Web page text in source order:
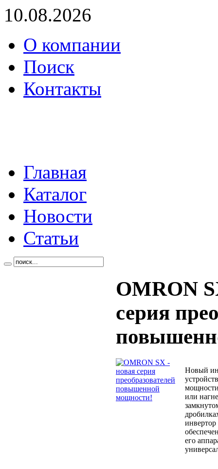
10.08.2026
О компании
Поиск
Контакты
Главная
Каталог
Новости
Статьи
OMRON
серия
Новый
или
его